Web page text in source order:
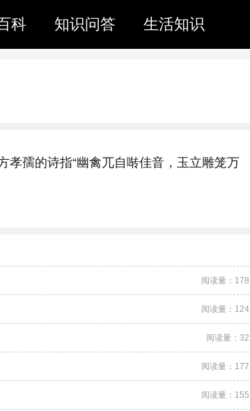
科 知识问答 生活知识
孝孺的诗指“幽禽兀自啭佳音，玉立雕笼万
阅读量：178
阅读量：124
阅读量：32
阅读量：177
阅读量：155